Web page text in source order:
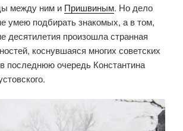
между ним и Пришвиным. Но дело
умею подбирать знакомых, а в том,
десятилетия произошла странная
коснувшаяся многих советских
последнюю очередь Константина